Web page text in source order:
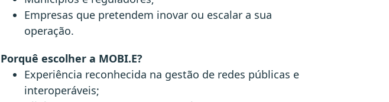
Empresas que pretendem inovar ou escalar a sua
operação.
Porquê escolher a MOBI.E?
Experiência reconhecida na gestão de redes públicas e
interoperáveis;